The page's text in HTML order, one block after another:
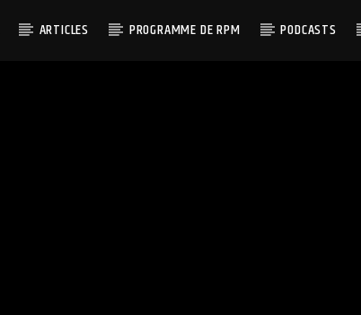
ARTICLES PROGRAMME DE RPM PODCASTS